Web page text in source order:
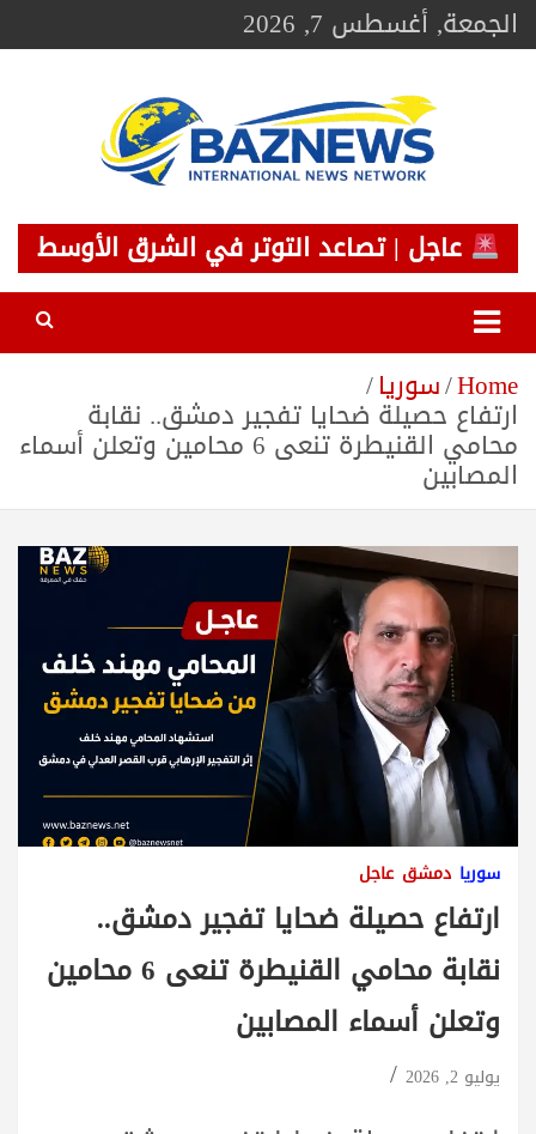
Skip
toالجمعة, أغسطس 7, 2026
BAZNEWS
شبكة باز الإخبارية
عاجل | تصاعد التوتر في الشرق الأوسط
Home سوريا
ارتفاع حصيلة ضحايا تفجير دمشق.. نقابة
محامي القنيطرة تنعى 6 محامين وتعلن أسماء
المصابين
سوريا دمشق عاجل
ارتفاع حصيلة ضحايا تفجير دمشق..
نقابة محامي القنيطرة تنعى 6 محامين
وتعلن أسماء المصابين
يوليو 2, 2026